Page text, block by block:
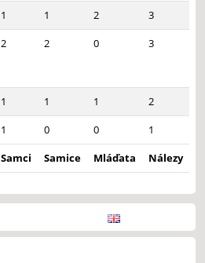
1 1 2
3
2 2 0 3
1 1 1
2
1 0 0
1
Samci
Samice Mláďata Nálezy